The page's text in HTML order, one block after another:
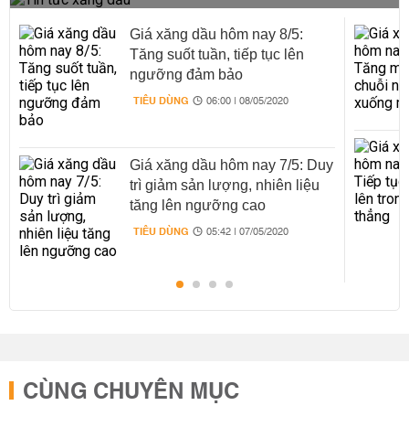
Giá xăng dầu hôm nay 8/5:
Tăng suốt tuần, tiếp tục lên
ngưỡng đảm bảo
TIÊU DÙNG 06:00 | 08/05/2020
Giá xăng dầu hôm nay 7/5: Duy
trì giảm sản lượng, nhiên liệu
tăng lên ngưỡng cao
TIÊU DÙNG 05:42 | 07/05/2020
CÙNG CHUYÊN MỤC